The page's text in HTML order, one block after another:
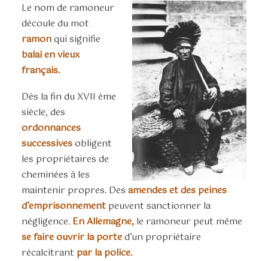
Le nom de ramoneur
découle du mot
ramonqui signifie
balai en vieux
français.
Dès la fin du XVII ème
siècle, des
ordonnances
successivesobligent
les propriétaires de
cheminées à les
maintenir propres. Des amendes et des peines
d’emprisonnement peuvent sanctionner la
négligence. En Allemagne, le ramoneur peut même
se faire ouvrir la ported’un propriétaire
récalcitrant par la police.